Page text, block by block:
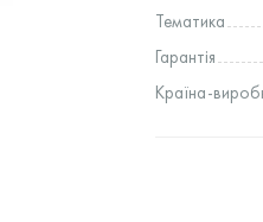
Тематика
Гарантія
Країна-